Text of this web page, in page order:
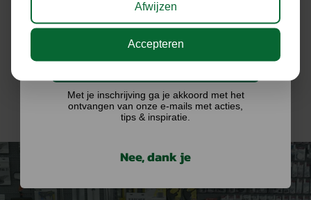
Afwijzen
Accepteren
Ik doe graag mee!
Met je inschrijving ga je akkoord met het
ontvangen van onze e-mails met acties,
tips & inspiratie.
Nee, dank je